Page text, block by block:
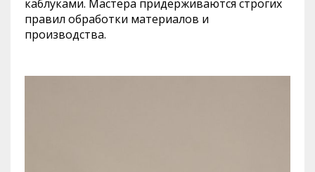
каблуками. Мастера придерживаются строгих
правил обработки материалов и
производства.